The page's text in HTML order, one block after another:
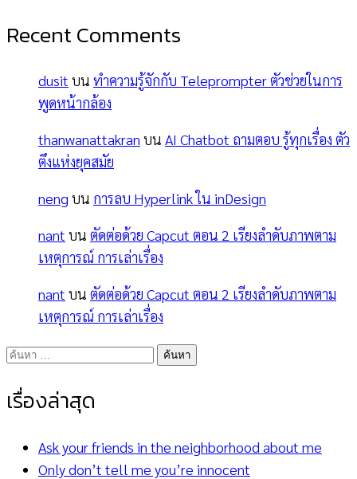
Recent Comments
dusit บน ทำความรู้จักกับ Teleprompter ตัวช่วยในการ
พูดหน้ากล้อง
thanwanattakran บน AI Chatbot ถามตอบ รู้ทุกเรื่อง ตัว
ตึงแห่งยุคสมัย
neng บน การลบ Hyperlink ใน inDesign
nant บน ตัดต่อด้วย Capcut ตอน 2 เรียงลำดับภาพตาม
เหตุการณ์ การเล่าเรื่อง
nant บน ตัดต่อด้วย Capcut ตอน 2 เรียงลำดับภาพตาม
เหตุการณ์ การเล่าเรื่อง
ค้นหา
เรื่องล่าสุด
Ask your friends in the neighborhood about me
Only don’t tell me you’re innocent